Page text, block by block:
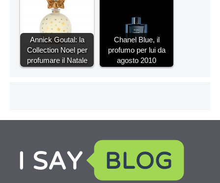
Annick Goutal: la
Collection Noel per
profumare il Natale
Chanel Blue, il
profumo per lui da
agosto 2010